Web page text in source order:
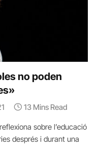
no poden
13 Mins Read
sobre l’educació
després i durant una